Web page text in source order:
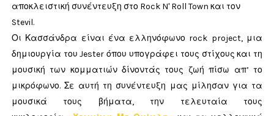
αποκλειστική συνέντευξη στο Rock N' Roll Town και τον
Stevil.
Οι Κασσάνδρα είναι ένα ελληνόφωνο rock project, μια
δημιουργία του Jester όπου υπογράφει τους στίχους και τη
μουσική των κομματιών δίνοντάς τους ζωή πίσω απ’ το
μικρόφωνο. Σε αυτή τη συνέντευξη μας μίλησαν για τα
μουσικά τους βήματα, την τελευταία τους